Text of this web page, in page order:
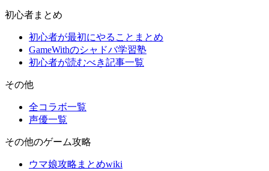
初心者まとめ
初心者が最初にやることまとめ
GameWithのシャドバ学習塾
初心者が読むべき記事一覧
その他
全コラボ一覧
声優一覧
その他のゲーム攻略
ウマ娘攻略まとめwiki